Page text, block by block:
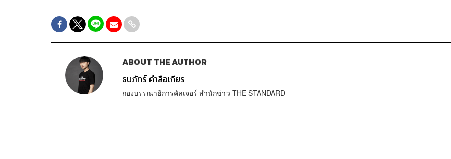
ABOUT THE AUTHOR
ธนภัทร์ คำลือเกียร
กองบรรณาธิการคัลเจอร์ สำนักข่าว THE STANDARD